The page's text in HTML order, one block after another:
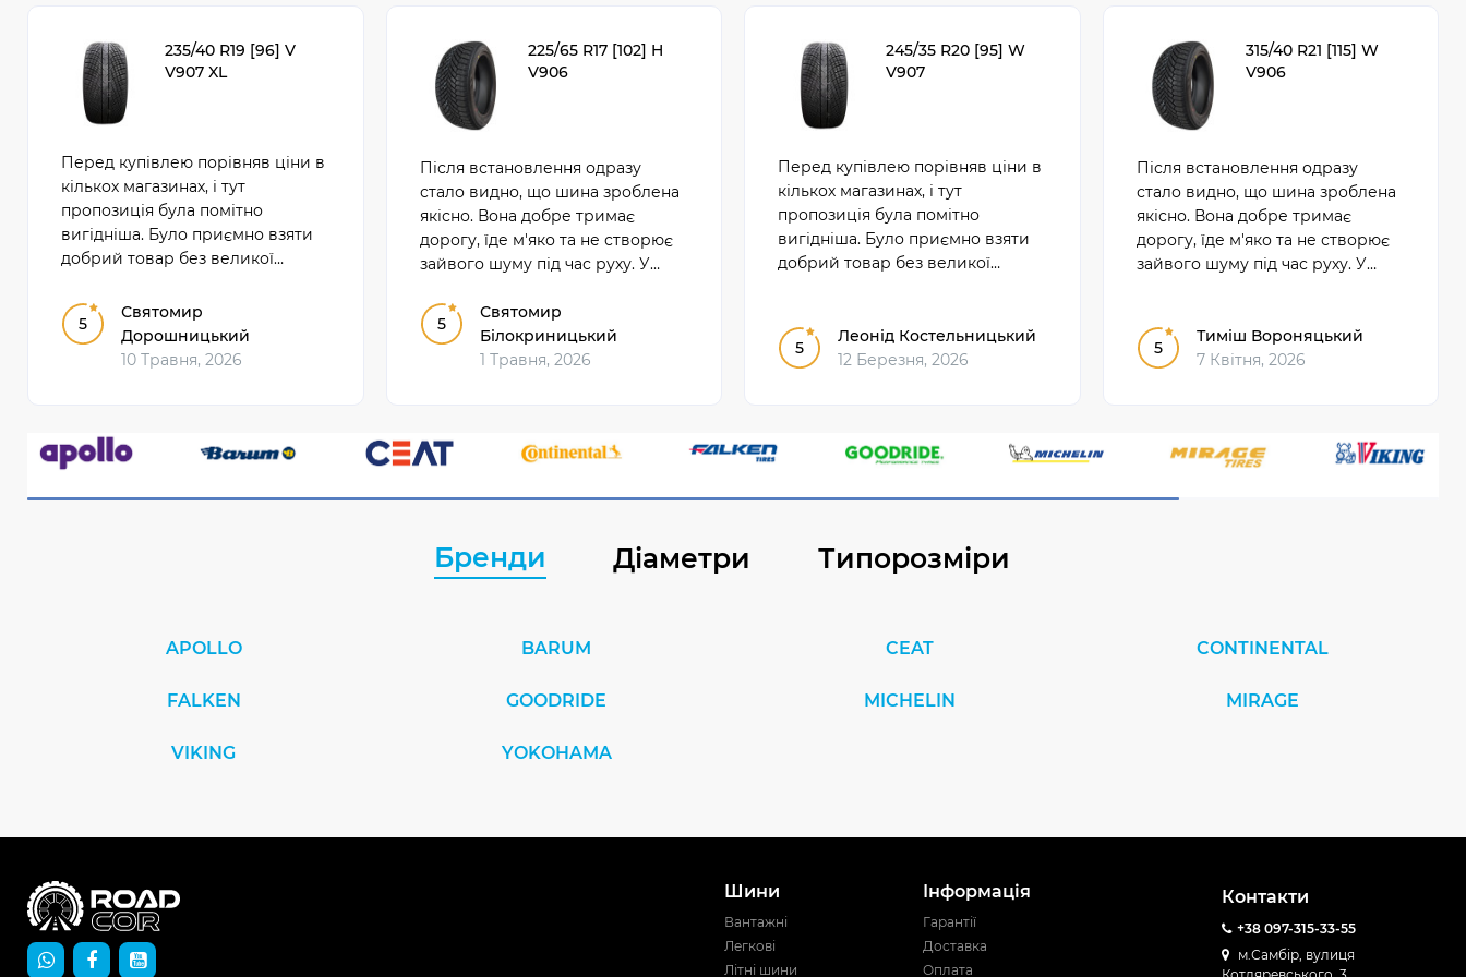
235/40 R19 [96] V
V907 XL
Перед купівлею порівняв ціни в
кількох магазинах, і тут
пропозиція була помітно
вигідніша. Було приємно взяти
добрий товар без великої
цей варіант справді виділявся
нижчою ціною.
5
Святомир
Дорошницький
10 Травня, 2026
225/65 R17 [102] H
V906
Після встановлення одразу
стало видно, що шина зроблена
якісно. Вона добре тримає
дорогу, їде м'яко та не створює
зайвого шуму під час руху. У
показала себе надійно і зручно.
5
Святомир
Білокриницький
1 Травня, 2026
245/35 R20 [95] W
V907
Перед купівлею порівняв ціни в
кількох магазинах, і тут
пропозиція була помітно
вигідніша. Було приємно взяти
добрий товар без великої
нижчою ціною.
5
Леонід Костельницький
12 Березня, 2026
315/40 R21 [115] W
V906
Після встановлення одразу
стало видно, що шина зроблена
якісно. Вона добре тримає
дорогу, їде м'яко та не створює
зайвого шуму під час руху. У
5
Тиміш Вороняцький
7 Квітня, 2026
Бренди Діаметри Типорозміри
APOLLO BARUM CEAT CONTINENTAL
FALKEN GOODRIDE MICHELIN MIRAGE
VIKING YOKOHAMA
Шини
Вантажні
Легкові
Літні шини
Інформація
Гарантії
Доставка
Оплата
Контакти
+38 097-315-33-55
м.Самбір, вулиця